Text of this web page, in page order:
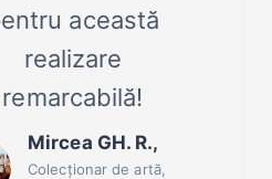
această
realizare
remarcabilă!
Mircea GH. R.,
Colecționar de artă,